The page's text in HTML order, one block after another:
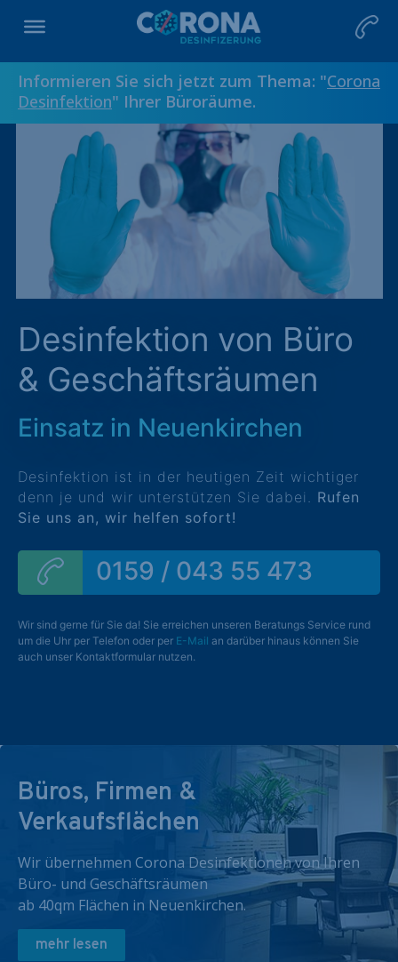
Informieren Sie sich jetzt zum Thema: "Corona
Desinfektion" Ihrer Büroräume.
Desinfektion von Büro
& Geschäftsräumen
Einsatz in Neuenkirchen
Desinfektion ist in der heutigen Zeit wichtiger
denn je und wir unterstützen Sie dabei. Rufen
Sie uns an, wir helfen sofort!
0159 / 043 55 473
Wir sind gerne für Sie da! Sie erreichen unseren Beratungs Service rund
um die Uhr per Telefon oder per E-Mail an darüber hinaus können Sie
auch unser Kontaktformular nutzen.
Büros, Firmen &
Verkaufsflächen
Wir übernehmen Corona Desinfektionen von Ihren
Büro- und Geschäftsräumen
ab 40qm Flächen in Neuenkirchen.
mehr lesen